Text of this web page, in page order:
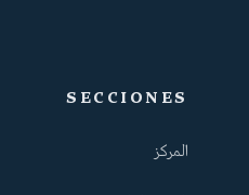
SECCIONES
المركز